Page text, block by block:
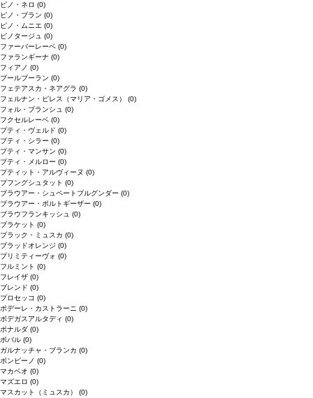
ピノ・ネロ (0)
ピノ・ブラン (0)
ピノ・ムニエ (0)
ピノタージュ (0)
ファーバーレーベ (0)
ファランギーナ (0)
フィアノ (0)
ブールブーラン (0)
フェテアスカ・ネアグラ (0)
フェルナン・ピレス（マリア・ゴメス） (0)
フォル・ブランシュ (0)
フクセルレーベ (0)
プティ・ヴェルド (0)
プティ・シラー (0)
プティ・マンサン (0)
プティ・メルロー (0)
プティット・アルヴィーヌ (0)
プフングシュタット (0)
ブラウアー・シュペートブルグンダー (0)
ブラウアー・ポルトギーザー (0)
ブラウフランキッシュ (0)
ブラケット (0)
ブラック・ミュスカ (0)
ブラッドオレンジ (0)
プリミティーヴォ (0)
フルミント (0)
フレイザ (0)
ブレンド (0)
プロセッコ (0)
ポデーレ・カストラーニ (0)
ボデガスアルタディ (0)
ボナルダ (0)
ボバル (0)
ガルナッチャ・ブランカ (0)
ボンビーノ (0)
マカベオ (0)
マズエロ (0)
マスカット（ミュスカ） (0)